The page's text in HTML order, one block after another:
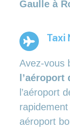
Gaulle à
Taxi
Avez-vous
l’aéroport
aéroport